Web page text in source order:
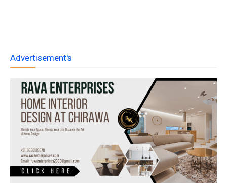
Advertisement's